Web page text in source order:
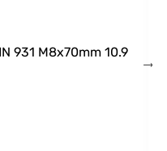
931 M8x70mm 10.9